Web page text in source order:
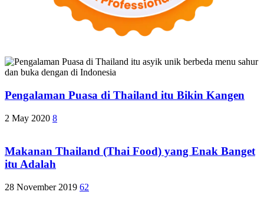
Pengalaman Puasa di Thailand itu Bikin Kangen
2 May 2020 8
Makanan Thailand (Thai Food) yang Enak Banget
itu Adalah
28 November 2019 62